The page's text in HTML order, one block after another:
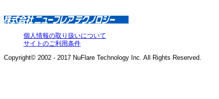
個人情報の取り扱いについて
サイトのご利用条件
Copyright© 2002 - 2017 NuFlare Technology Inc. All Rights Reserved.